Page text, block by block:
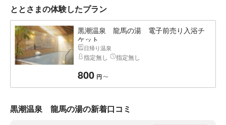
ととさまの体験したプラン
黒潮温泉 龍馬の湯 電子前売り入浴チ
ケット
日帰り温泉
指定無し 指定無し
800 円 〜
黒潮温泉 龍馬の湯の新着口コミ